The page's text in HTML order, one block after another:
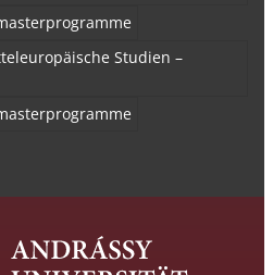
Studien –